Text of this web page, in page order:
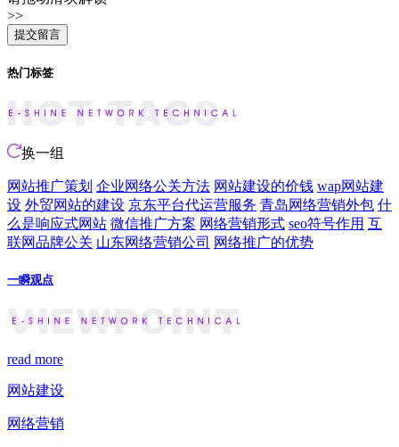
>>
热门标签
换一组
网站推广策划 企业网络公关方法 网站建设的价钱 wap网站建
设 外贸网站的建设 京东平台代运营服务 青岛网络营销外包 什
么是响应式网站 微信推广方案 网络营销形式 seo符号作用 互
联网品牌公关 山东网络营销公司 网络推广的优势
一瞬观点
read more
网站建设
网络营销